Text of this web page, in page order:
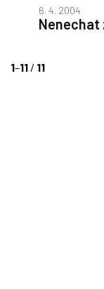
6. 4. 2004
Nenechat
1–11 / 11